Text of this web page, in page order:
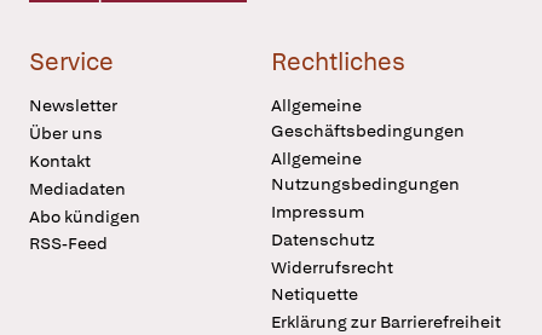
Service
Newsletter
Über uns
Kontakt
Mediadaten
Abo kündigen
RSS-Feed
Rechtliches
Allgemeine
Geschäftsbedingungen
Allgemeine
Nutzungsbedingungen
Impressum
Datenschutz
Widerrufsrecht
Netiquette
Erklärung zur Barrierefreiheit